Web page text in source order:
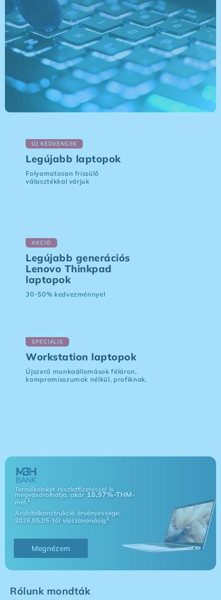
ÚJ KEDVENCEK
Legújabb laptopok
Folyamatosan frissülő
választékkal várjuk
AKCIÓ
Legújabb generációs
Lenovo Thinkpad
laptopok
30-50% kedvezménnyel
SPECIÁLIS
Workstation laptopok
Újszerű munkaállomások féláron,
kompromisszumok nélkül, profiknak.
Termékeinket részletfizetéssel is
megvásárolhatja, akár 18,97%-THM-
mel.1
Áruhitelkonstrukció érvényessége:
2026.05.05-től visszavonásig1
Megnézem
Rólunk mondták